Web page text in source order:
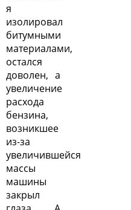
я
изолировал
битумными
материалами,
остался
доволен, а
увеличение
расхода
бензина,
возникшее
из-за
увеличившейся
массы
машины
закрыл